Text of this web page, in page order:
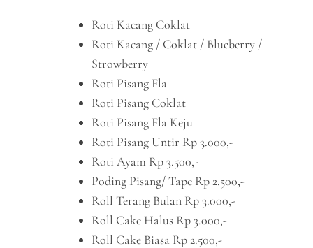
Roti Kacang Coklat
Roti Kacang / Coklat / Blueberry /
Strowberry
Roti Pisang Fla
Roti Pisang Coklat
Roti Pisang Fla Keju
Roti Pisang Untir Rp 3.000,-
Roti Ayam Rp 3.500,-
Poding Pisang/ Tape Rp 2.500,-
Roll Terang Bulan Rp 3.000,-
Roll Cake Halus Rp 3.000,-
Roll Cake Biasa Rp 2.500,-